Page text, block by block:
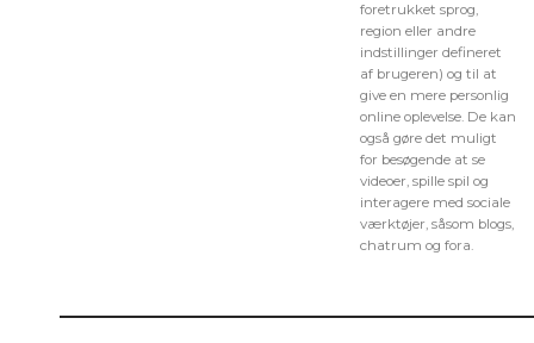
foretrukket sprog,
region eller andre
indstillinger defineret
af brugeren) og til at
give en mere personlig
online oplevelse. De kan
også gøre det muligt
for besøgende at se
videoer, spille spil og
interagere med sociale
værktøjer, såsom blogs,
chatrum og fora.